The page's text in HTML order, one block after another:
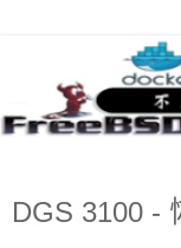
DGS 3100 -